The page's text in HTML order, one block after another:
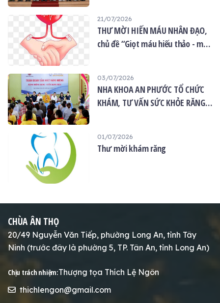
21/07/2026
THƯ MỜI HIẾN MÁU NHÂN ĐẠO,
chủ đề “Giọt máu hiếu thảo - mùa
03/07/2026
NHA KHOA AN PHƯỚC TỔ CHỨC
KHÁM, TƯ VẤN SỨC KHỎE RĂNG
01/07/2026
Thư mời khám răng
CHÙA ÂN THỌ
20/49 Nguyễn Văn Tiếp, phường Long An, tỉnh Tây
Ninh (trước đây là phường 5, TP. Tân An, tỉnh Long An)
Chịu trách nhiệm:Thượng tọa Thích Lệ Ngôn
thichlengon@gmail.com